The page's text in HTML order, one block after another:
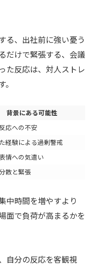
る、出社前に強い憂う
だけで緊張する、会議
た反応は、対人ストレ
背景にある可能性
応への不安
経験による過剰警戒
情への気遣い
散と緊張
中時間を増やすより
面で負荷が高まるかを
自分の反応を客観視